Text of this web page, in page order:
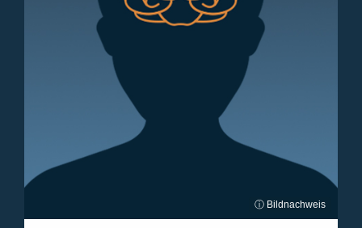
ⓘ Bildnachweis